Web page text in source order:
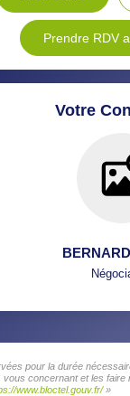
Prendre RDV
Votre
pour la durée
concernant et les
www.bloctel.gouv.fr/»